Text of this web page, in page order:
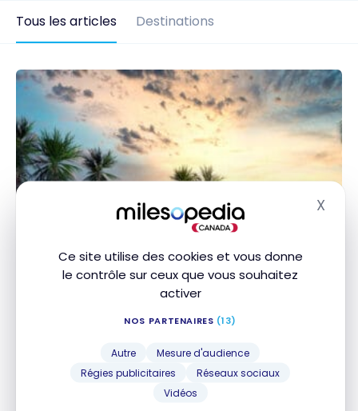
Ce site utilise des cookies et vous donne
le contrôle sur ceux que vous souhaitez
activer
NOS PARTENAIRES (13)
Autre
Mesure d'audience
Régies publicitaires
Réseaux sociaux
Vidéos
X
Tous les articles Destinations
Notre sélection des meilleurs tout inclus pour
adultes seulement
ACTIVITÉS EXPÉRIENCES
Notre sélection des meilleurs tout
inclus pour adultes seulement